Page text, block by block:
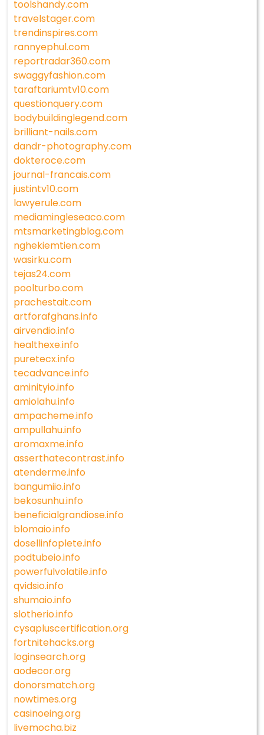
toolshandy.com
travelstager.com
trendinspires.com
rannyephul.com
reportradar360.com
swaggyfashion.com
taraftariumtv10.com
questionquery.com
bodybuildinglegend.com
brilliant-nails.com
dandr-photography.com
dokteroce.com
journal-francais.com
justintv10.com
lawyerule.com
mediamingleseaco.com
mtsmarketingblog.com
nghekiemtien.com
wasirku.com
tejas24.com
poolturbo.com
prachestait.com
artforafghans.info
airvendio.info
healthexe.info
puretecx.info
tecadvance.info
aminityio.info
amiolahu.info
ampacheme.info
ampullahu.info
aromaxme.info
asserthatecontrast.info
atenderme.info
bangumiio.info
bekosunhu.info
beneficialgrandiose.info
blomaio.info
dosellinfoplete.info
podtubeio.info
powerfulvolatile.info
qvidsio.info
shumaio.info
slotherio.info
cysapluscertification.org
fortnitehacks.org
loginsearch.org
aodecor.org
donorsmatch.org
nowtimes.org
casinoeing.org
livemocha.biz